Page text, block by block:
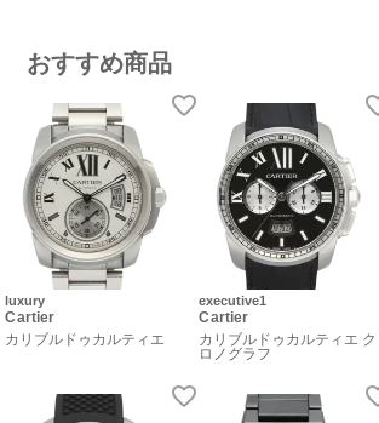
おすすめ商品
luxury
Cartier
カリブルドゥカルティエ
executive1
Cartier
カリブルドゥカルティエ ク
ロノグラフ